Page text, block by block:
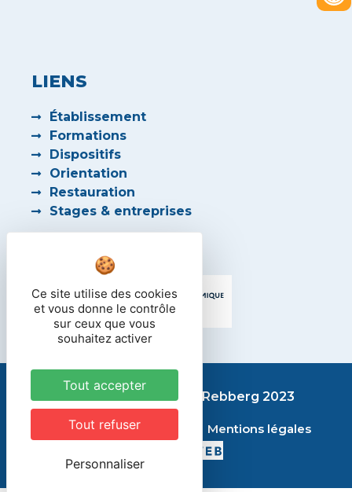
LIENS
Établissement
Formations
Dispositifs
Orientation
Restauration
Stages & entreprises
Lycée des métiers du Rebberg 2023
Contact Plan du site Mentions légales
Ce site utilise des cookies
et vous donne le contrôle
sur ceux que vous
souhaitez activer
Tout accepter
Tout refuser
Personnaliser